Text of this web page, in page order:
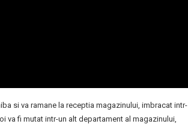
si va ramane la receptia magazinului, imbracat intr-
va fi mutat intr-un alt departament al magazinului,